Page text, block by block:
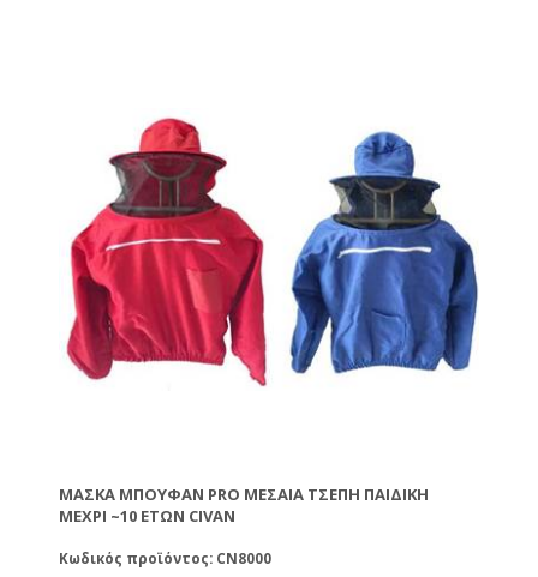
ΜΆΣΚΑ ΜΠΟΥΦΆΝ PRO ΜΕΣΑΊΑ ΤΣΈΠΗ ΠΑΙΔΙΚΉ
ΜΈΧΡΙ ~10 ΕΤΏΝ CIVAN
Κωδικός προϊόντος: CN8000